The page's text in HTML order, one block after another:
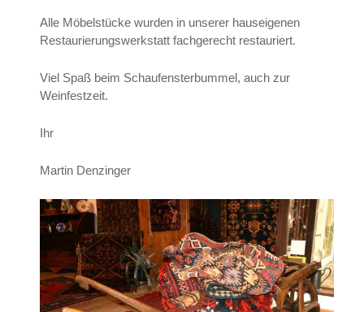
Alle Möbelstücke wurden in unserer hauseigenen
Restaurierungswerkstatt fachgerecht restauriert.
Viel Spaß beim Schaufensterbummel, auch zur
Weinfestzeit.
Ihr
Martin Denzinger